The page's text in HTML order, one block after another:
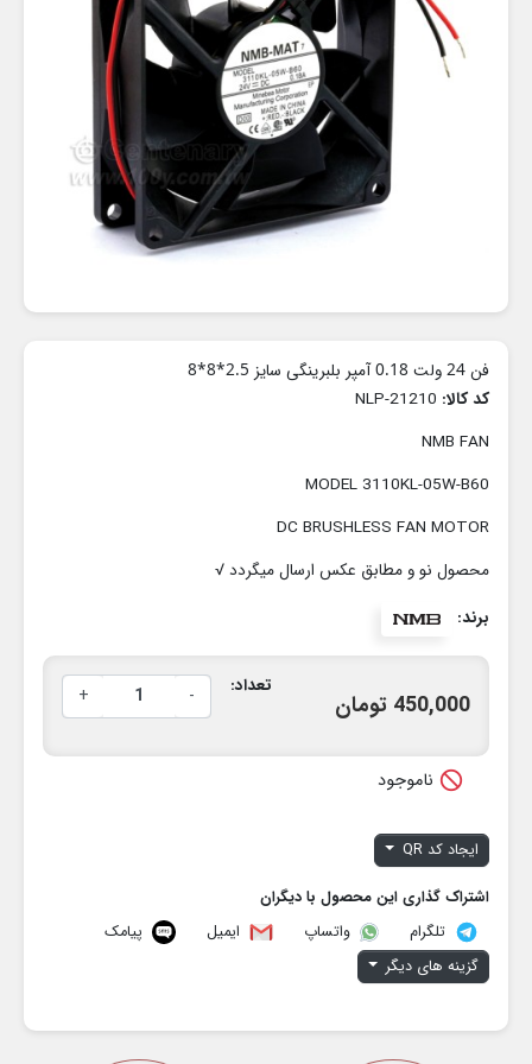
فن 24 ولت 0.18 آمپر بلبرینگی سایز 2.5*8*8
کد کالا:
NMB FAN
MODEL 3110KL-05W-B60
DC BRUSHLESS FAN MOTOR
محصول نو و مطابق عکس ارسال میگردد √
برند:
450,000 تومان
تعداد: -
+
 ناموجود
ایجاد کد QR
اشتراک گذاری این محصول با دیگران
تلگرام
واتساپ ایمیل
پیامک
گزینه های دیگر